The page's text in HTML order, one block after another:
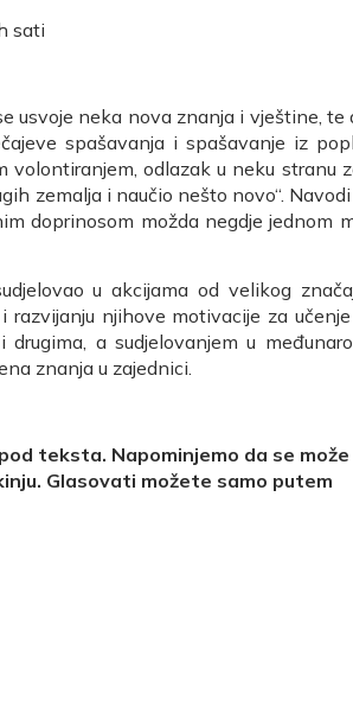
sati
usvoje neka nova znanja i vještine, te
spašavanja i spašavanje iz
volontiranjem, odlazak u neku stranu
zemalja i naučio nešto novo“.
doprinosom možda negdje jednom
u akcijama od velikog
razvijanju njihove motivacije za
a sudjelovanjem u
znanja u zajednici.
teksta. Napominjemo da se može
Glasovati možete samo putem